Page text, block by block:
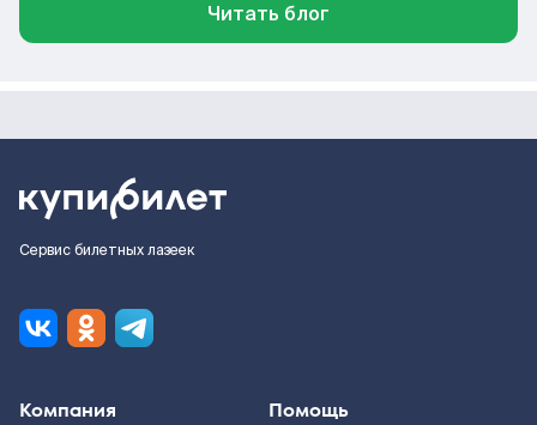
Читать блог
Сервис билетных лазеек
Компания Помощь